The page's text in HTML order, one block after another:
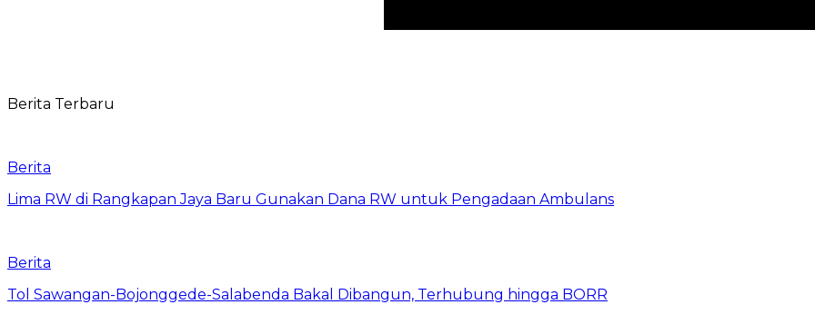
Berita Terbaru
Berita
Lima RW di Rangkapan Jaya Baru Gunakan Dana RW untuk Pengadaan Ambulans
Berita
Tol Sawangan-Bojonggede-Salabenda Bakal Dibangun, Terhubung hingga BORR